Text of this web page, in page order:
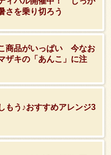
さを乗り切ろう
商品がいっぱい 今なお
ザキの「あんこ」に注
もう♪おすすめアレンジ3